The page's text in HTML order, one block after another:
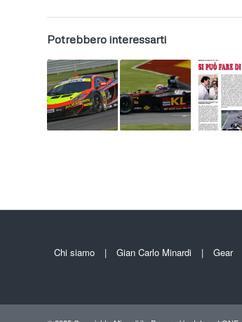
Potrebbero interessarti
Chi siamo Gian Carlo Minardi Gear